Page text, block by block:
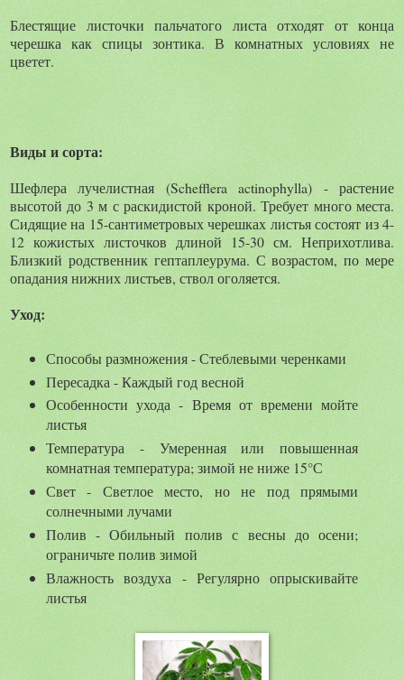
Блестящие листочки пальчатого листа отходят от конца
черешка как спицы зонтика. В комнатных условиях не
цветет.
Виды и сорта:
Шефлера лучелистная (Schefflera actinophylla) - растение
высотой до 3 м с раскидистой кроной. Требует много места.
Сидящие на 15-сантиметровых черешках листья состоят из 4-
12 кожистых листочков длиной 15-30 см. Неприхотлива.
Близкий родственник гептаплеурума. С возрастом, по мере
опадания нижних листьев, ствол оголяется.
Уход:
Способы размножения - Стеблевыми черенками
Пересадка - Каждый год весной
Особенности ухода - Время от времени мойте
листья
Температура - Умеренная или повышенная
комнатная температура; зимой не ниже 15°С
Свет - Светлое место, но не под прямыми
солнечными лучами
Полив - Обильный полив с весны до осени;
ограничьте полив зимой
Влажность воздуха - Регулярно опрыскивайте
листья